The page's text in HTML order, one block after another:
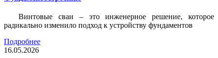
Винтовые сваи – это инженерное решение, которое
радикально изменило подход к устройству фундаментов
Подробнее
16.05.2026